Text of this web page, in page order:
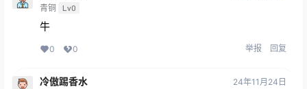
青铜 Lv0
牛
0 0 举报 回复
冷傲踢香水 24年11月24日